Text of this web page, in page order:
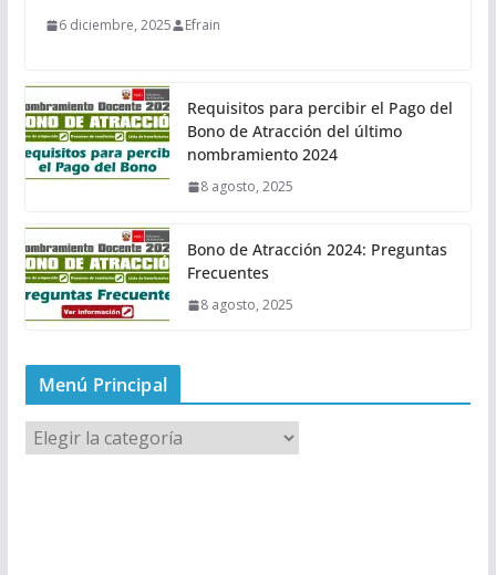
6 diciembre, 2025 Efrain
Requisitos para percibir el Pago del
Bono de Atracción del último
nombramiento 2024
8 agosto, 2025
Bono de Atracción 2024: Preguntas
Frecuentes
8 agosto, 2025
Menú Principal
M
e